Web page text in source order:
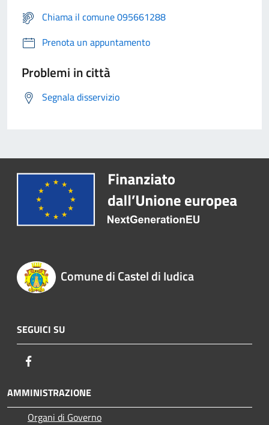
Chiama il comune 095661288
Prenota un appuntamento
Problemi in città
Segnala disservizio
Comune di Castel di Iudica
SEGUICI SU
AMMINISTRAZIONE
Organi di Governo